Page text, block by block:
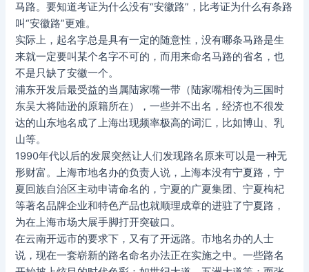
马路。要知道考证为什么没有“安徽路”，比考证为什么有条路
叫“安徽路”更难。
实际上，起名字总是具有一定的随意性，没有哪条马路是生
来就一定要叫某个名字不可的，而用来命名马路的省名，也
不是只缺了安徽一个。
浦东开发后最受益的当属陆家嘴一带（陆家嘴相传为三国时
东吴大将陆逊的原籍所在），一些并不出名，经济也不很发
达的山东地名成了上海出现频率极高的词汇，比如博山、乳
山等。
1990年代以后的发展突然让人们发现路名原来可以是一种无
形财富。上海市地名办的负责人说，上海本没有宁夏路，宁
夏回族自治区主动申请命名的，宁夏的广夏集团、宁夏枸杞
等著名品牌企业和特色产品也就顺理成章的进驻了宁夏路，
为在上海市场大展手脚打开突破口。
在云南开远市的要求下，又有了开远路。市地名办的人士
说，现在一套崭新的路名命名办法正在实施之中。一些路名